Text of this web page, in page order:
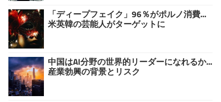
「ディープフェイク」96％がポルノ消費...
米英韓の芸能人がターゲットに
中国はAI分野の世界的リーダーになれるか...
産業勃興の背景とリスク